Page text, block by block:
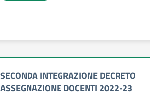
SECONDA INTEGRAZIONE DECRETO
ASSEGNAZIONE DOCENTI 2022-23